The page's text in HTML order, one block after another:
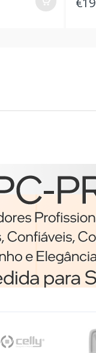
Etiquetas
Brother BCS-1J074102-
etiqueta para
€98,75